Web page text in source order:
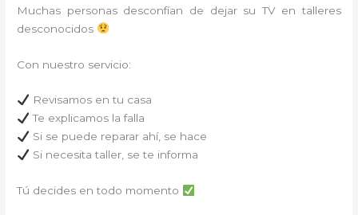
Muchas personas desconfían de dejar su TV en talleres
desconocidos
Con nuestro servicio:
Revisamos en tu casa
Te explicamos la falla
Si se puede reparar ahí, se hace
Si necesita taller, se te informa
Tú decides en todo momento